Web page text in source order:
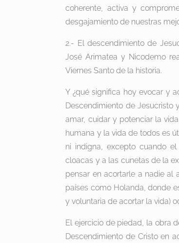
coherente, activa y
desgajamiento de nuestras
2.- El descendimiento de
José Arimatea y Nicodemo
Viernes Santo de la historia.
Y ¿qué significa hoy evocar y
Descendimiento de Jesucristo
amar, cuidar y potenciar la
humana y la vida de todos es
ni indigna, excepto cuando
cloacas y a las cunetas de la
pensar en acortarle a nadie al
países como Holanda, donde
y voluntaria de acortar la vida)
El ejercicio de piedad, la obra
Descendimiento de Cristo en